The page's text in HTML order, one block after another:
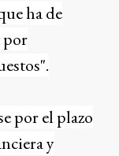
ha de
por
por el plazo
y